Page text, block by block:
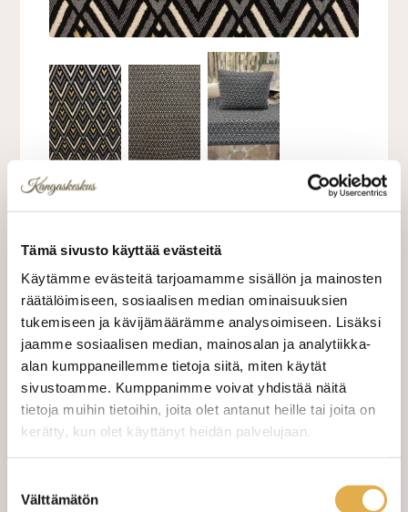
Tämä sivusto käyttää evästeitä
Käytämme evästeitä tarjoamamme sisällön ja mainosten
räätälöimiseen, sosiaalisen median ominaisuuksien
tukemiseen ja kävijämäärämme analysoimiseen. Lisäksi
jaamme sosiaalisen median, mainosalan ja analytiikka-
alan kumppaneillemme tietoja siitä, miten käytät
sivustoamme. Kumppanimme voivat yhdistää näitä
tietoja muihin tietoihin, joita olet antanut heille tai joita on
kerätty, kun olet käyttänyt heidän palvelujaan.
valinta
Välttämätön
Kankaan leveys 140 cm. Kestävä laadukas
28,00 €
28,00 €/m
VALITSE KANKAAN PITUUS
LISÄÄ OSTOSKORIIN